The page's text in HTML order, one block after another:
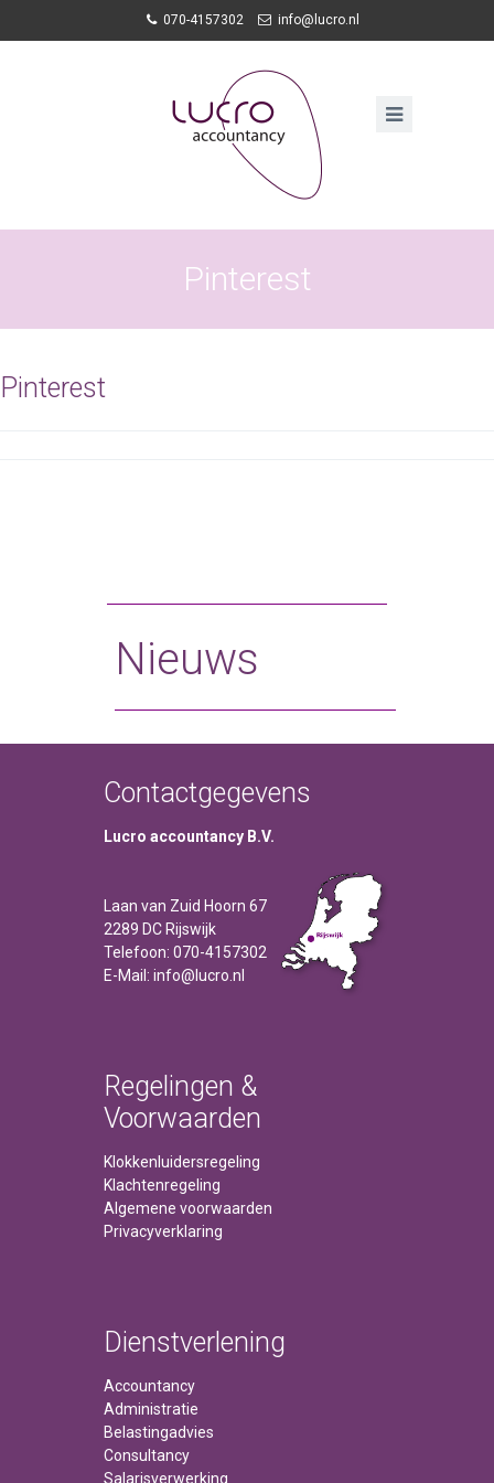
070-4157302 info@lucro.nl
Pinterest
Pinterest
Nieuws
Contactgegevens
Lucro accountancy B.V.
Laan van Zuid Hoorn 67
2289 DC Rijswijk
Telefoon: 070-4157302
E-Mail: info@lucro.nl
Regelingen &
Voorwaarden
Klokkenluidersregeling
Klachtenregeling
Algemene voorwaarden
Privacyverklaring
Dienstverlening
Accountancy
Administratie
Belastingadvies
Consultancy
Salarisverwerking